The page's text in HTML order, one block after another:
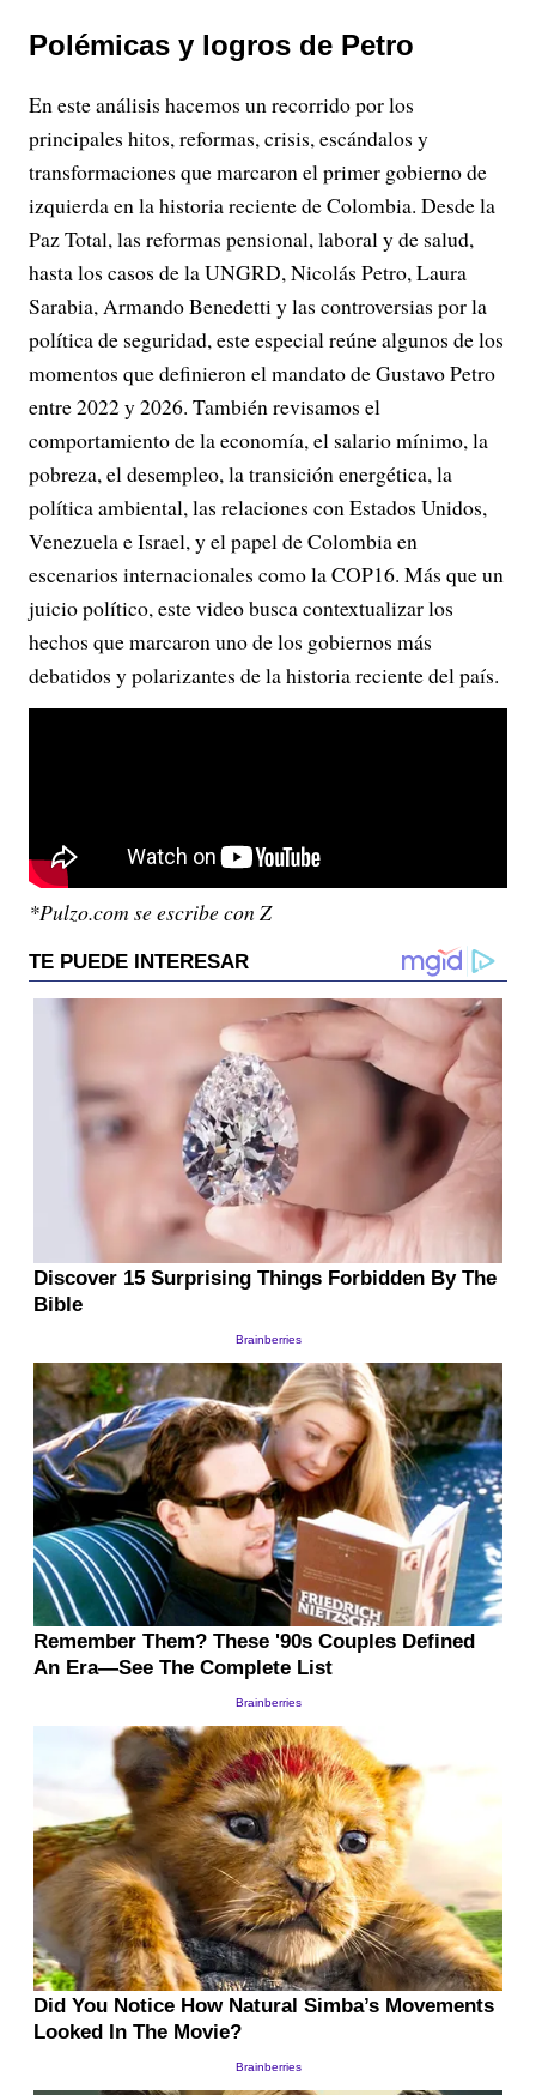
Polémicas y logros de Petro
En este análisis hacemos un recorrido por los
principales hitos, reformas, crisis, escándalos y
transformaciones que marcaron el primer gobierno de
izquierda en la historia reciente de Colombia. Desde la
Paz Total, las reformas pensional, laboral y de salud,
hasta los casos de la UNGRD, Nicolás Petro, Laura
Sarabia, Armando Benedetti y las controversias por la
política de seguridad, este especial reúne algunos de los
momentos que definieron el mandato de Gustavo Petro
entre 2022 y 2026. También revisamos el
comportamiento de la economía, el salario mínimo, la
pobreza, el desempleo, la transición energética, la
política ambiental, las relaciones con Estados Unidos,
Venezuela e Israel, y el papel de Colombia en
escenarios internacionales como la COP16. Más que un
juicio político, este video busca contextualizar los
hechos que marcaron uno de los gobiernos más
debatidos y polarizantes de la historia reciente del país.
*Pulzo.com se escribe con Z